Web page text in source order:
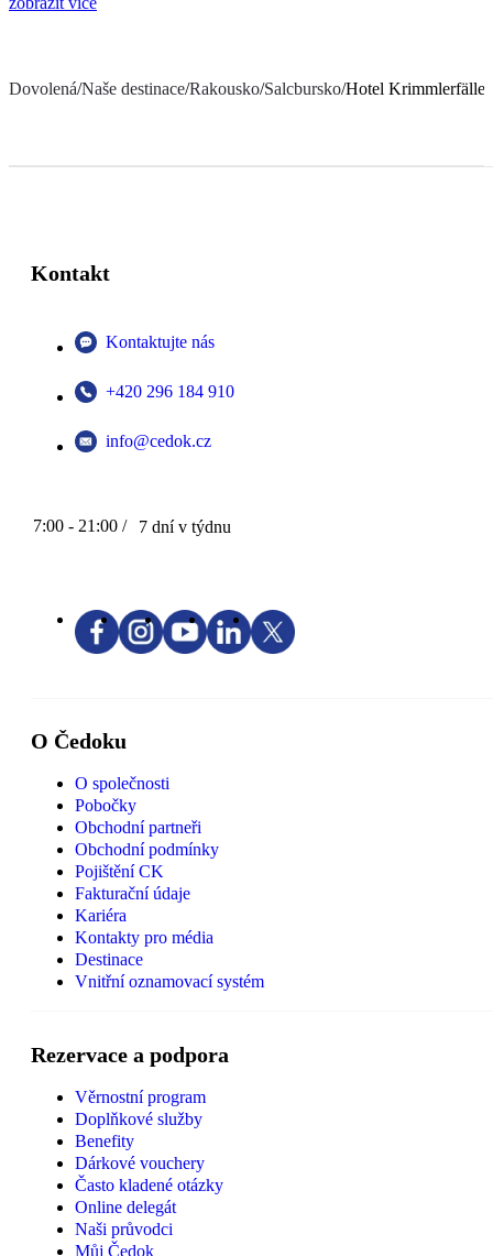
Dovolená/Naše destinace/Rakousko/Salcbursko/Hotel Krimmlerfälle
Kontakt
Kontaktujte nás
+420 296 184 910
info@cedok.cz
7:00 - 21:00 / 7 dní v týdnu
O Čedoku
O společnosti
Pobočky
Obchodní partneři
Obchodní podmínky
Pojištění CK
Fakturační údaje
Kariéra
Kontakty pro média
Destinace
Vnitřní oznamovací systém
Rezervace a podpora
Věrnostní program
Doplňkové služby
Benefity
Dárkové vouchery
Často kladené otázky
Online delegát
Naši průvodci
Můj Čedok